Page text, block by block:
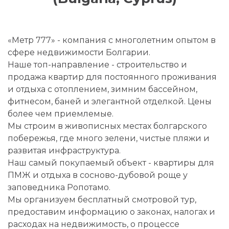
«Метр 777» - компания с многолетним опытом в
сфере недвижимости Болгарии.
Наше топ-направление - строительство и
продажа квартир для постоянного проживания
и отдыха с отоплением, зимним бассейном,
фитнесом, баней и элегантной отделкой. Цены
более чем приемлемые.
Мы строим в живописных местах болгарского
побережья, где много зелени, чистые пляжи и
развитая инфраструктура.
Наш самый покупаемый объект - квартиры для
ПМЖ и отдыха в сосново-дубовой роще у
заповедника Ропотамо.
Мы организуем бесплатный смотровой тур,
предоставим информацию о законах, налогах и
расходах на недвижимость, о процессе